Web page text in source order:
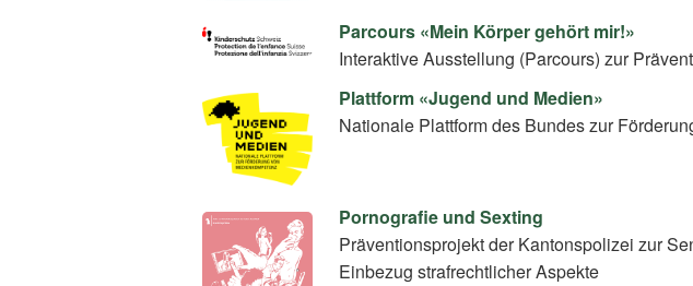
Parcours «Mein Körper gehört mir!»
Interaktive Ausstellung (Parcours) zur
Plattform «Jugend und Medien»
Nationale Plattform des Bundes zur
Pornografie und Sexting
Präventionsprojekt der Kantonspolizei zur
Einbezug strafrechtlicher Aspekte